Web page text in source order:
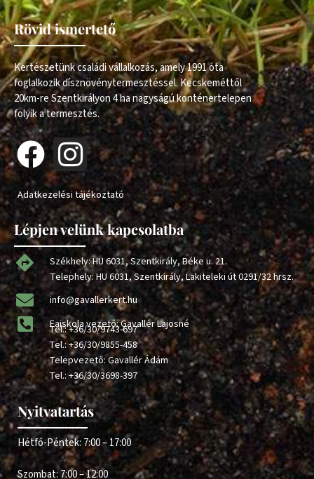
Rövid ismertető
Kertészetünk családi vállalkozás, amely 1991 óta
foglalkozik dísznövénytermesztéssel. Kecskeméttől
20km-re Szentkirályon 4 ha nagyságú konténertelepen
folyik a termesztés.
Adatkezelési tájékoztató
Lépjen velünk kapcsolatba
Székhely: HU 6031, Szentkirály, Béke u. 21.
Telephely: HU 6031, Szentkirály, Lakiteleki út 0291/32 hrsz.
info@gavallerkert.hu
Faiskola vezető: Gavallér Lajosné
Tel.:+36/30/9743-697
Tel.:+36/30/9855-458
Telepvezető: Gavallér Ádám
Tel.:+36/30/3698-397
Nyitvatartás
Hétfő-Péntek: 7:00 – 17:00
Szombat: 7:00 – 12:00